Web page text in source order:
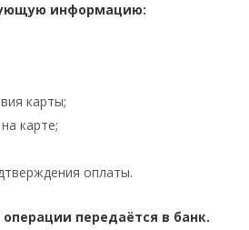
информацию:
карты;
карте;
оплаты.
передаётся в банк.